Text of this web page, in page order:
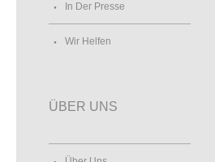
In Der Presse
Wir Helfen
ÜBER UNS